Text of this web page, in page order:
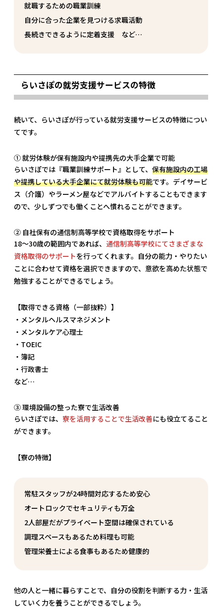
就職するための職業訓練
自分に合った企業を見つける求職活動
長続きできるように定着支援 など…
らいさぽの就労支援サービスの特徴
続いて、らいさぽが行っている就労支援サービスの特徴につい
てです。
① 就労体験が保有施設内や提携先の大手企業で可能
らいさぽでは『職業訓練サポート』として、 保有施設内の工場
や提携している大手企業にて就労体験も可能です。デイサービ
ス（介護）やラーメン屋などでアルバイトすることもできます
ので、少しずつでも働くことへ慣れることができます。
② 自社保有の通信制高等学校で資格取得をサポート
18～30歳の範囲内であれば、 通信制高等学校にてさまざまな
資格取得のサポートを行ってくれます。自分の能力・やりたい
ことに合わせて資格を選択できますので、意欲を高めた状態で
勉強することができるでしょう。
【取得できる資格（一部抜粋）】
・メンタルヘルスマネジメント
・メンタルケア心理士
・TOEIC
・簿記
・行政書士
など…
③ 環境設備の整った寮で生活改善
らいさぽでは、 寮を活用することで生活改善にも役立てること
ができます。
【寮の特徴】
常駐スタッフが24時間対応するため安心
オートロックでセキュリティも万全
2人部屋だがプライベート空間は確保されている
調理スペースもあるため料理も可能
管理栄養士による食事もあるため健康的
他の人と一緒に暮らすことで、自分の役割を判断する力・生活
していく力を養うことができるでしょう。